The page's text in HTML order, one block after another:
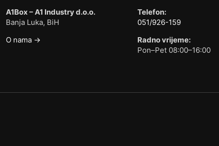
A1Box – A1 Industry d.o.o.
Banja Luka, BiH
O nama →
Telefon:
051/926-159
Radno vrijeme:
Pon–Pet 08:00–16:00